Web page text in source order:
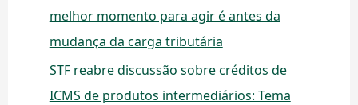
melhor momento para agir é antes da
mudança da carga tributária
STF reabre discussão sobre créditos de
ICMS de produtos intermediários: Tema